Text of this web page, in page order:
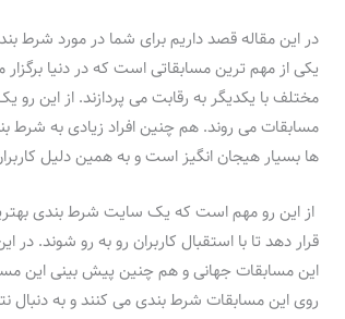
یکی از مهم ترین مسابقاتی است که در دنیا
مختلف با یکدیگر به رقابت می پردازند. از این رو
مسابقات می روند. هم چنین افراد زیادی به شرط
ها بسیار هیجان انگیز است و به همین دلیل
از این رو مهم است که یک سایت شرط بندی بهترین
قرار دهد تا با استقبال کاربران رو به رو شوند.
این مسابقات جهانی و هم چنین پیش بینی این
روی این مسابقات شرط بندی می کنند و به دنبال